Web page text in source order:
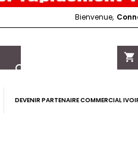
Bienvenue,
shopping_cart

DEVENIR PARTENAIRE COMMERCIAL